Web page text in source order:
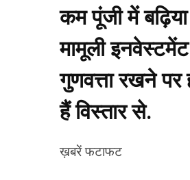
कम पूंजी में
मामूली
गुणवत्ता रखने
हैं विस्तार से.
ख़बरें फटाफट